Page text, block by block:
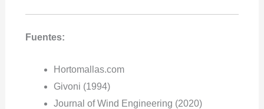
Fuentes:
Hortomallas.com
Givoni (1994)
Journal of Wind Engineering (2020)